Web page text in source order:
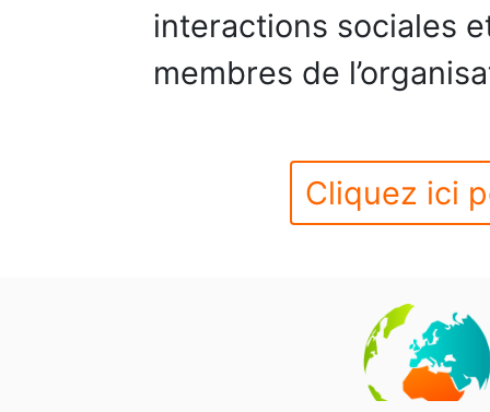
interactions sociales
membres de
Cliquez ici